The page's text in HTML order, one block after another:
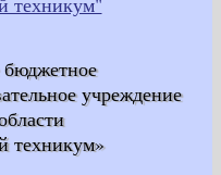
бюджетное
учреждение
техникум»